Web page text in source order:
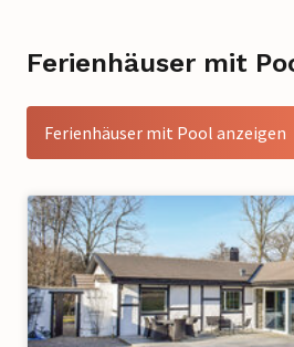
Ferienhäuser mit
Ferienhäuser mit Pool anzeigen